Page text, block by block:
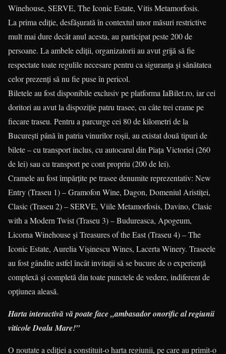
Winehouse, SERVE, The Iconic Estate, Vitis Metamorfosis.
La prima ediţie, desfăşurată în contextul unor măsuri restrictive
mult mai dure decât anul acesta, au participat peste 200 de
persoane. La ambele ediţii, organizatorii au avut grijă să fie
respectate toate regulile necesare pentru ca siguranţa şi sănătatea
celor prezenţi să nu fie puse în pericol.
Biletele au fost disponibile exclusiv pe platforma IaBilet.ro, iar cei
doritori au avut la dispoziţie patru trasee, cu câte trei crame pe
fiecare traseu. Pentru a parcurge cei 80 de kilometri de la
Bucureşti până în patria vinurilor roşii, au existat două tipuri de
bilete – cu transport inclus, cu autocarul din Piaţa Victoriei (260
de lei) sau cu transport pe cont propriu (200 de lei).
Cramele au fost împărţite pe trasee denumite reprezentativ: New
Entry (Traseu 1) – Gramofon Wine, Dagon, Domeniul Aristiței,
Clasic (Traseu 2) – SERVE, Viile Metamorfosis, Davino, Clasic
with a Modern Twist (Traseu 3) – Budureasca, Apogeum,
Licorna Winehouse şi Treasures of the East (Traseu 4) – The
Iconic Estate, Aurelia Vișinescu Wines, Lacerta Winery. Traseele
au fost gândite astfel încât invitaţii să se bucure de o experienţă
complexă şi completă din toate punctele de vedere, indiferent de
opţiunea aleasă.
Harta interactivă vă poate face „ambasador onorific al regiunii
viticole Dealu Mare!”
O noutate a ediţiei a constituit-o harta regiunii, pe care au primit-o